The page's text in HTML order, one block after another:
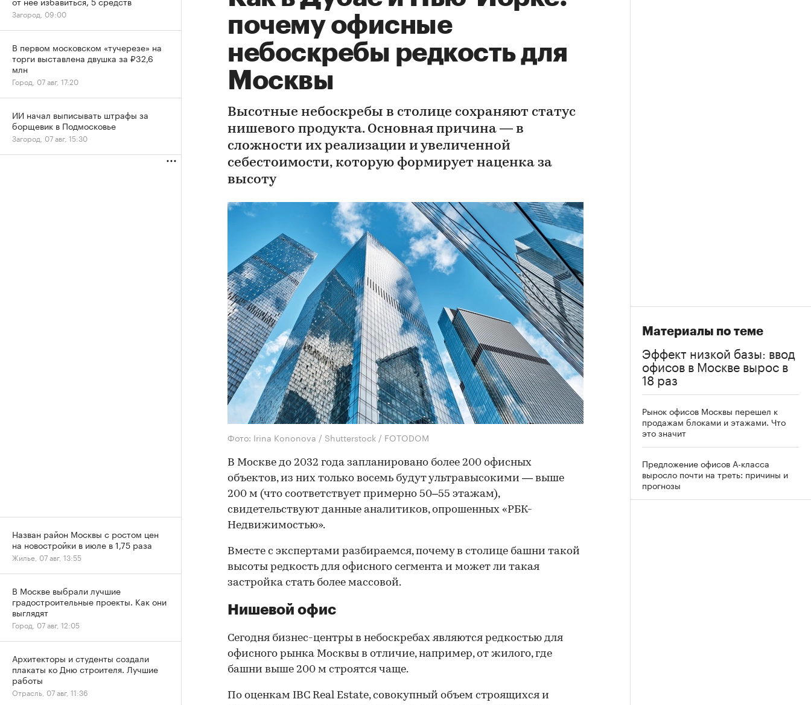
почему офисные
небоскребы редкость для
Москвы
Высотные небоскребы в столице сохраняют статус
нишевого продукта. Основная причина — в
сложности их реализации и увеличенной
себестоимости, которую формирует наценка за
высоту
Фото: Irina Kononova / Shutterstock / FOTODOM
В Москве до 2032 года запланировано более 200 офисных
объектов, из них только восемь будут ультравысокими — выше
200 м (что соответствует примерно 50–55 этажам),
свидетельствуют данные аналитиков, опрошенных «РБК-
Недвижимостью».
Вместе с экспертами разбираемся, почему в столице башни такой
высоты редкость для офисного сегмента и может ли такая
застройка стать более массовой.
Нишевой офис
Сегодня бизнес-центры в небоскребах являются редкостью для
офисного рынка Москвы в отличие, например, от жилого, где
башни выше 200 м строятся чаще.
По оценкам IBC Real Estate, совокупный объем строящихся и
Материалы по теме
Эффект низкой базы: ввод
офисов в Москве вырос в
18 раз
Рынок офисов Москвы перешел к
продажам блоками и этажами. Что
это значит
Предложение офисов А-класса
выросло почти на треть: причины и
прогнозы
Загород, 09:00
В первом московском «тучерезе» на
торги выставлена двушка за ₽32,6
млн
Город, 07 авг, 17:20
ИИ начал выписывать штрафы за
борщевик в Подмосковье
Загород, 07 авг, 15:30
Назван район Москвы с ростом цен
на новостройки в июле в 1,75 раза
Жилье, 07 авг, 13:55
В Москве выбрали лучшие
градостроительные проекты. Как они
выглядят
Город, 07 авг, 12:05
Архитекторы и студенты создали
плакаты ко Дню строителя. Лучшие
работы
Отрасль, 07 авг, 11:36